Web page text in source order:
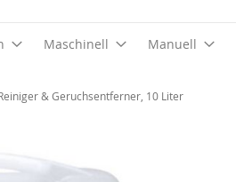
Maschinell Manuell
& Geruchsentferner, 10 Liter